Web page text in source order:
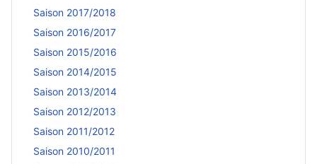
Saison 2017/2018
Saison 2016/2017
Saison 2015/2016
Saison 2014/2015
Saison 2013/2014
Saison 2012/2013
Saison 2011/2012
Saison 2010/2011